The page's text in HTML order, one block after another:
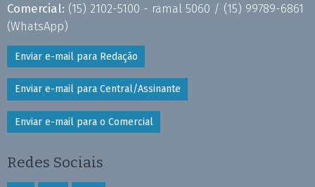
Comercial: (15) 2102-5100 - ramal 5060 / (15) 99789-6861
(WhatsApp)
Enviar e-mail para Redação
Enviar e-mail para Central/Assinante
Enviar e-mail para o Comercial
Redes Sociais